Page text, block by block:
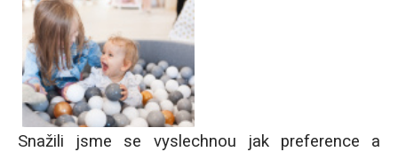
Snažili jsme se vyslechnou jak preference a